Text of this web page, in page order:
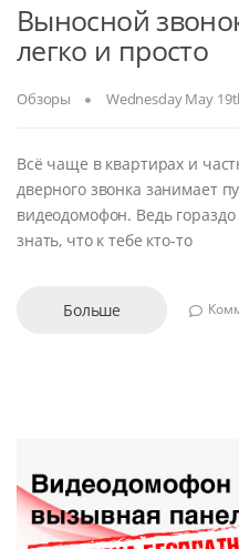
Выносной
легко и просто
Обзоры Wednesday May
Всё чаще в квартирах и
дверного звонка занимает
видеодомофон. Ведь
знать, что к тебе кто-то
Больше